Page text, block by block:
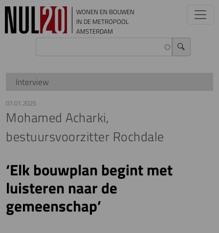
Overslaan en naar de inhoud gaan
WONEN EN BOUWEN
IN DE METROPOOL
AMSTERDAM
Interview
07.01.2025
Mohamed Acharki,
bestuursvoorzitter Rochdale
‘Elk bouwplan begint met
luisteren naar de
gemeenschap’